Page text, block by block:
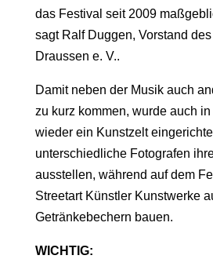
das Festival seit 2009
sagt Ralf Duggen, Vorstand
Draussen e. V..
Damit neben der Musik auch
zu kurz kommen, wurde auch
wieder ein Kunstzelt
unterschiedliche Fotografen
ausstellen, während auf dem
Streetart Künstler Kunstwerke
Getränkebechern bauen.
WICHTIG: